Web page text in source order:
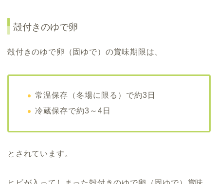
殻付きのゆで卵
殻付きのゆで卵（固ゆで）の賞味期限は、
常温保存（冬場に限る）で約3日
冷蔵保存で約3～4日
とされています。